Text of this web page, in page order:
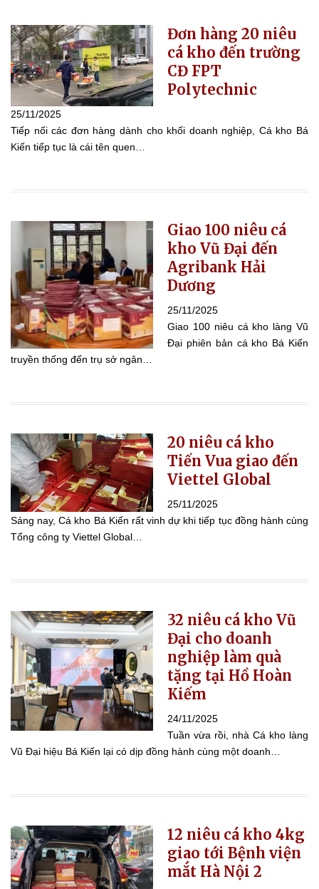
Đơn hàng 20 niêu
cá kho đến trường
CĐ FPT
Polytechnic
25/11/2025
Tiếp nối các đơn hàng dành cho khối doanh nghiệp, Cá kho Bá
Kiến tiếp tục là cái tên quen…
Giao 100 niêu cá
kho Vũ Đại đến
Agribank Hải
Dương
25/11/2025
Giao 100 niêu cá kho làng Vũ
Đại phiên bản cá kho Bá Kiến
truyền thống đến trụ sở ngân…
20 niêu cá kho
Tiến Vua giao đến
Viettel Global
25/11/2025
Sáng nay, Cá kho Bá Kiến rất vinh dự khi tiếp tục đồng hành cùng
Tổng công ty Viettel Global…
32 niêu cá kho Vũ
Đại cho doanh
nghiệp làm quà
tặng tại Hồ Hoàn
Kiếm
24/11/2025
Tuần vừa rồi, nhà Cá kho làng
Vũ Đại hiệu Bá Kiến lại có dịp đồng hành cùng một doanh…
12 niêu cá kho 4kg
giao tới Bệnh viện
mắt Hà Nội 2